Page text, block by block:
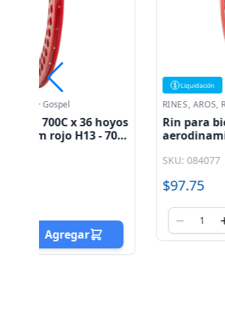
RINES, AROS, RUEDAS Gospel
Rin para bicicleta 700 x 24 hoyos
aerodinamico rojo J - 19C Gospel
Agregar